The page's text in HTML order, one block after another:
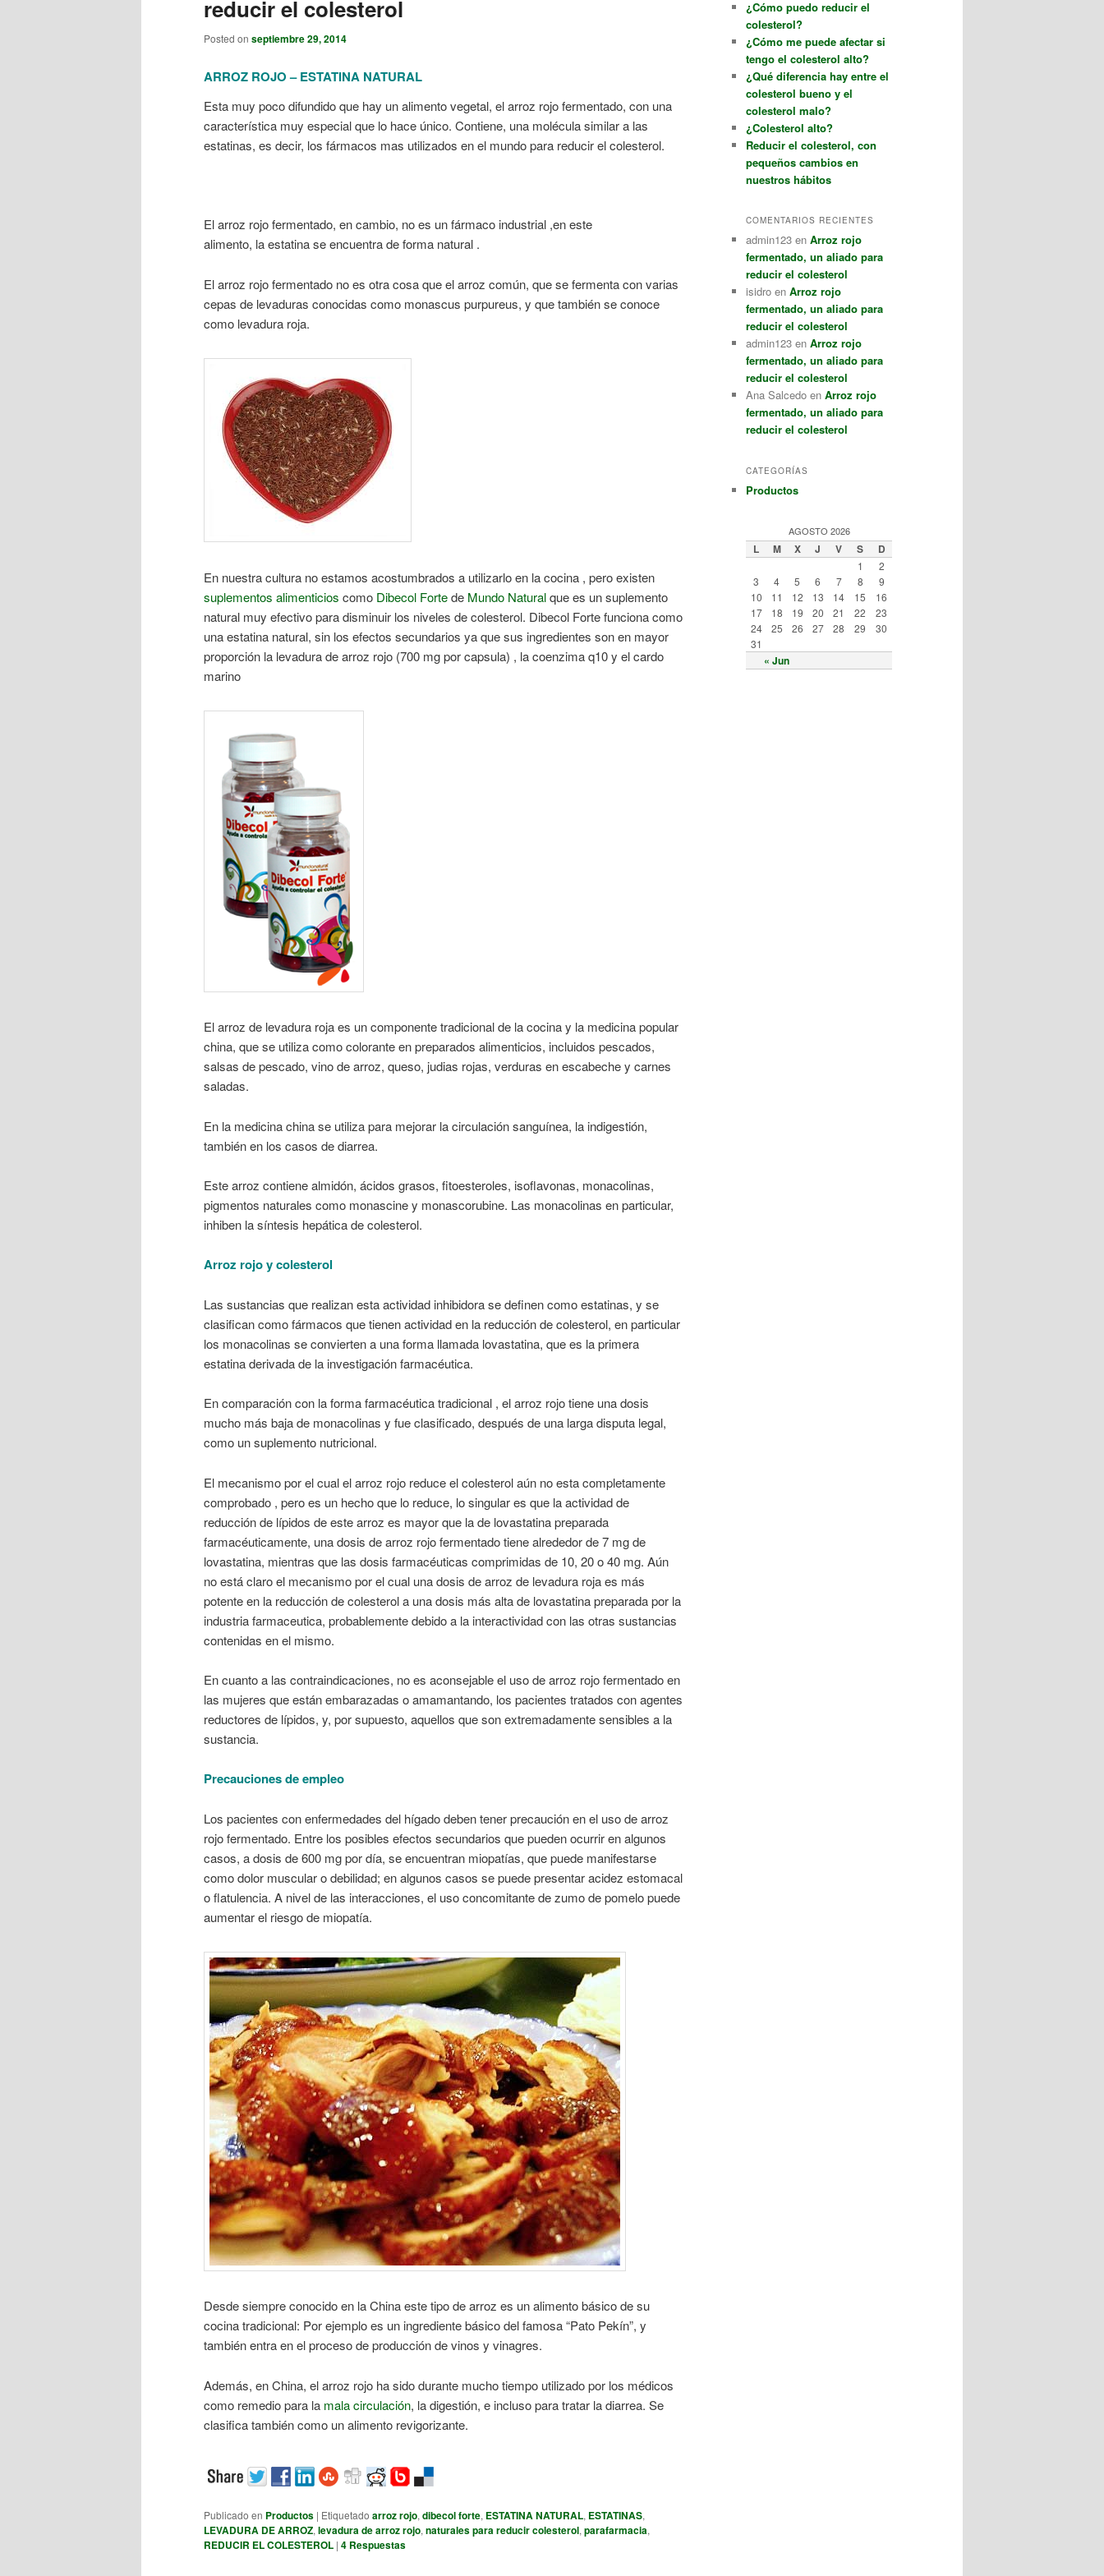
reducir el colesterol
Posted on septiembre 29, 2014
ARROZ ROJO – ESTATINA NATURAL
Esta muy poco difundido que hay un alimento vegetal, el arroz rojo fermentado, con una
característica muy especial que lo hace único. Contiene, una molécula similar a las
estatinas, es decir, los fármacos mas utilizados en el mundo para reducir el colesterol.
El arroz rojo fermentado, en cambio, no es un fármaco industrial ,en este
alimento, la estatina se encuentra de forma natural .
El arroz rojo fermentado no es otra cosa que el arroz común, que se fermenta con varias
cepas de levaduras conocidas como monascus purpureus, y que también se conoce
como levadura roja.
En nuestra cultura no estamos acostumbrados a utilizarlo en la cocina , pero existen
suplementos alimenticios como Dibecol Fortede Mundo Naturalque es un suplemento
natural muy efectivo para disminuir los niveles de colesterol. Dibecol Forte funciona como
una estatina natural, sin los efectos secundarios ya que sus ingredientes son en mayor
proporción la levadura de arroz rojo (700 mg por capsula) , la coenzima q10 y el cardo
marino
El arroz de levadura roja es un componente tradicional de la cocina y la medicina popular
china, que se utiliza como colorante en preparados alimenticios, incluidos pescados,
salsas de pescado, vino de arroz, queso, judias rojas, verduras en escabeche y carnes
saladas.
En la medicina china se utiliza para mejorar la circulación sanguínea, la indigestión,
también en los casos de diarrea.
Este arroz contiene almidón, ácidos grasos, fitoesteroles, isoflavonas, monacolinas,
pigmentos naturales como monascine y monascorubine. Las monacolinas en particular,
inhiben la síntesis hepática de colesterol.
Arroz rojo y colesterol
Las sustancias que realizan esta actividad inhibidora se definen como estatinas, y se
clasifican como fármacos que tienen actividad en la reducción de colesterol, en particular
los monacolinas se convierten a una forma llamada lovastatina, que es la primera
estatina derivada de la investigación farmacéutica.
En comparación con la forma farmacéutica tradicional , el arroz rojo tiene una dosis
mucho más baja de monacolinas y fue clasificado, después de una larga disputa legal,
como un suplemento nutricional.
El mecanismo por el cual el arroz rojo reduce el colesterol aún no esta completamente
comprobado , pero es un hecho que lo reduce, lo singular es que la actividad de
reducción de lípidos de este arroz es mayor que la de lovastatina preparada
farmacéuticamente, una dosis de arroz rojo fermentado tiene alrededor de 7 mg de
lovastatina, mientras que las dosis farmacéuticas comprimidas de 10, 20 o 40 mg. Aún
no está claro el mecanismo por el cual una dosis de arroz de levadura roja es más
potente en la reducción de colesterol a una dosis más alta de lovastatina preparada por la
industria farmaceutica, probablemente debido a la interactividad con las otras sustancias
contenidas en el mismo.
En cuanto a las contraindicaciones, no es aconsejable el uso de arroz rojo fermentado en
las mujeres que están embarazadas o amamantando, los pacientes tratados con agentes
reductores de lípidos, y, por supuesto, aquellos que son extremadamente sensibles a la
sustancia.
Precauciones de empleo
Los pacientes con enfermedades del hígado deben tener precaución en el uso de arroz
rojo fermentado. Entre los posibles efectos secundarios que pueden ocurrir en algunos
casos, a dosis de 600 mg por día, se encuentran miopatías, que puede manifestarse
como dolor muscular o debilidad; en algunos casos se puede presentar acidez estomacal
o flatulencia. A nivel de las interacciones, el uso concomitante de zumo de pomelo puede
aumentar el riesgo de miopatía.
Desde siempre conocido en la China este tipo de arroz es un alimento básico de su
cocina tradicional: Por ejemplo es un ingrediente básico del famosa “Pato Pekín”, y
también entra en el proceso de producción de vinos y vinagres.
Además, en China, el arroz rojo ha sido durante mucho tiempo utilizado por los médicos
como remedio para la mala circulación, la digestión, e incluso para tratar la diarrea. Se
clasifica también como un alimento revigorizante.
Publicado en Productos | Etiquetado arroz rojo, dibecol forte, ESTATINA NATURAL, ESTATINAS,
LEVADURA DE ARROZ, levadura de arroz rojo, naturales para reducir colesterol, parafarmacia,
REDUCIR EL COLESTEROL | 4 Respuestas
¿Cómo puedo reducir el
colesterol?
¿Cómo me puede afectar si
tengo el colesterol alto?
¿Qué diferencia hay entre el
colesterol bueno y el
colesterol malo?
¿Colesterol alto?
Reducir el colesterol, con
pequeños cambios en
nuestros hábitos
COMENTARIOS RECIENTES
admin123 en Arroz rojo
fermentado, un aliado para
reducir el colesterol
isidro en Arroz rojo
fermentado, un aliado para
reducir el colesterol
admin123 en Arroz rojo
fermentado, un aliado para
reducir el colesterol
Ana Salcedo en Arroz rojo
fermentado, un aliado para
reducir el colesterol
CATEGORÍAS
Productos
AGOSTO 2026
L M X J V S D
« Jun
1
2
3
4 5 6 7 8
9
10
11 12 13 14 15
16
17
18 19 20 21 22
23
24
25 26 27 28 29
30
31